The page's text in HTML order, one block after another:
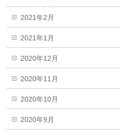
2021年2月
2021年1月
2020年12月
2020年11月
2020年10月
2020年9月